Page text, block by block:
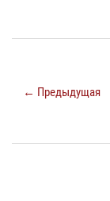
← Предыдущая